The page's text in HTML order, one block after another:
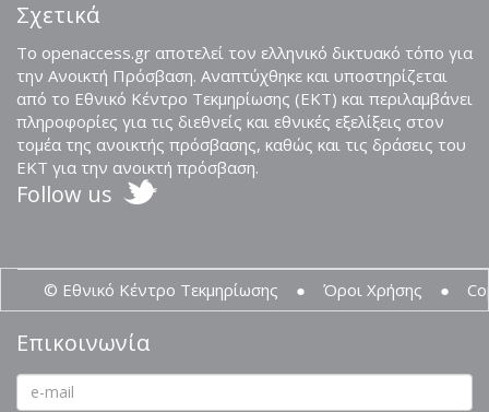
Σχετικά
Το openaccess.gr αποτελεί τον ελληνικό δικτυακό τόπο για
την Ανοικτή Πρόσβαση. Αναπτύχθηκε και υποστηρίζεται
από το Εθνικό Κέντρο Τεκμηρίωσης (ΕΚΤ) και περιλαμβάνει
πληροφορίες για τις διεθνείς και εθνικές εξελίξεις στον
τομέα της ανοικτής πρόσβασης, καθώς και τις δράσεις του
ΕΚΤ για την ανοικτή πρόσβαση.
Follow us
© Εθνικό Κέντρο Τεκμηρίωσης ● Όροι Χρήσης ●
Επικοινωνία